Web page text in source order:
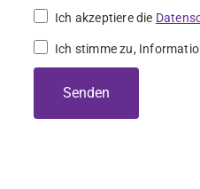
Ich akzeptiere die
Ich stimme zu,
Senden